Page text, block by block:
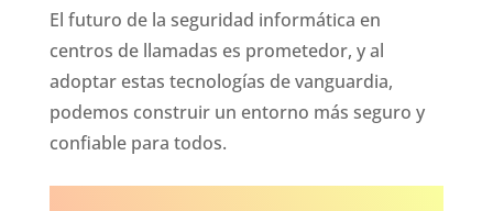
El futuro de la seguridad informática en
centros de llamadas es prometedor, y al
adoptar estas tecnologías de vanguardia,
podemos construir un entorno más seguro y
confiable para todos.